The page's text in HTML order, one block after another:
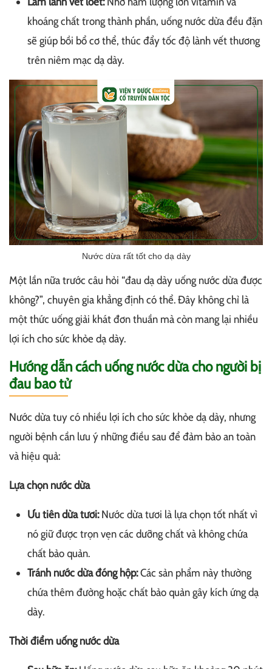
khoáng chất trong thành phần, uống nước dừa đều đặn
sẽ giúp bồi bổ cơ thể, thúc đẩy tốc độ lành vết thương
trên niêm mạc dạ dày.
Nước dừa rất tốt cho dạ dày
Một lần nữa trước câu hỏi “đau dạ dày uống nước dừa được
không?”, chuyên gia khẳng định có thể. Đây không chỉ là
một thức uống giải khát đơn thuần mà còn mang lại nhiều
lợi ích cho sức khỏe dạ dày.
Hướng dẫn cách uống nước dừa cho người bị
đau bao tử
Nước dừa tuy có nhiều lợi ích cho sức khỏe dạ dày, nhưng
người bệnh cần lưu ý những điều sau để đảm bảo an toàn
và hiệu quả:
Lựa chọn nước dừa
Ưu tiên dừa tươi:Nước dừa tươi là lựa chọn tốt nhất vì
nó giữ được trọn vẹn các dưỡng chất và không chứa
chất bảo quản.
Tránh nước dừa đóng hộp:Các sản phẩm này thường
chứa thêm đường hoặc chất bảo quản gây kích ứng dạ
dày.
Thời điểm uống nước dừa